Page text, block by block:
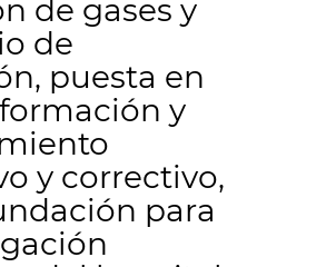
de gases y
de
puesta en
y
y correctivo,
para